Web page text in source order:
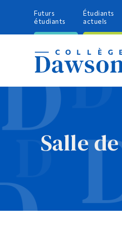
Futurs
étudiants
Étudiants
actuels
Salle